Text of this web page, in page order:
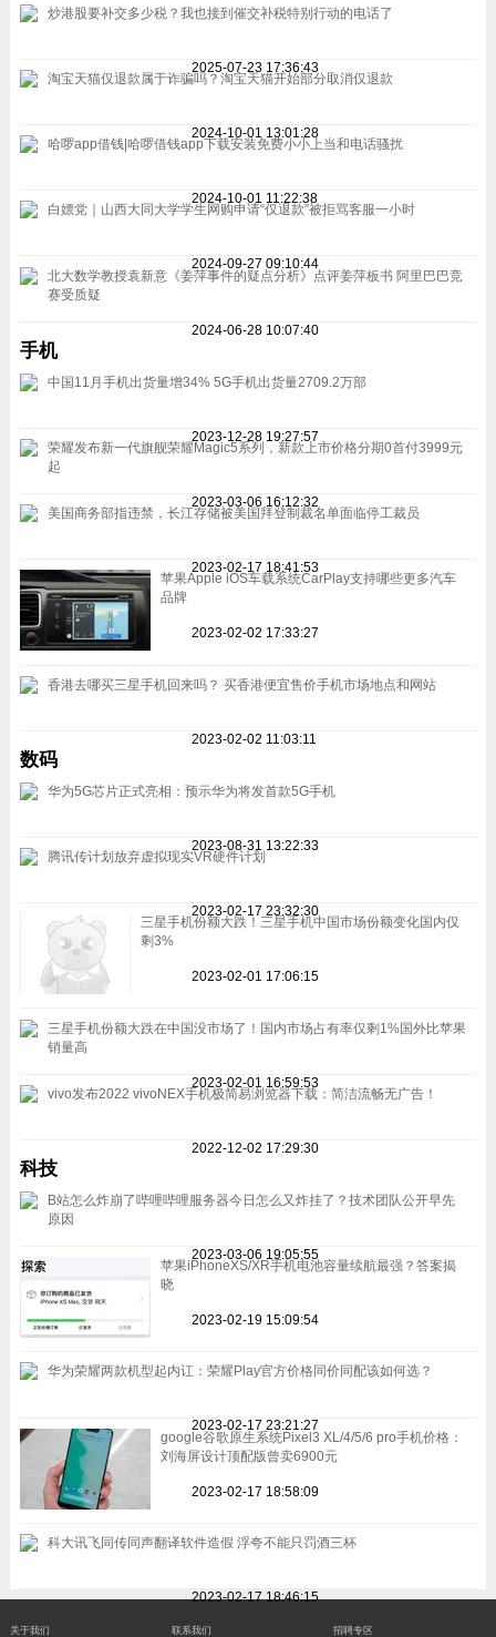
炒港股要补交多少税？我也接到催交补税特别行动的电话了
2025-07-23 17:36:43
淘宝天猫仅退款属于诈骗吗？淘宝天猫开始部分取消仅退款
2024-10-01 13:01:28
哈啰app借钱|哈啰借钱app下载安装免费小小上当和电话骚扰
2024-10-01 11:22:38
白嫖党｜山西大同大学学生网购申请“仅退款”被拒骂客服一小时
2024-09-27 09:10:44
北大数学教授袁新意《姜萍事件的疑点分析》点评姜萍板书 阿里巴巴竞
赛受质疑
2024-06-28 10:07:40
手机
中国11月手机出货量增34% 5G手机出货量2709.2万部
2023-12-28 19:27:57
荣耀发布新一代旗舰荣耀Magic5系列，新款上市价格分期0首付3999元
起
2023-03-06 16:12:32
美国商务部指违禁，长江存储被美国拜登制裁名单面临停工裁员
2023-02-17 18:41:53
苹果Apple iOS车载系统CarPlay支持哪些更多汽车
品牌
2023-02-02 17:33:27
香港去哪买三星手机回来吗？ 买香港便宜售价手机市场地点和网站
2023-02-02 11:03:11
数码
华为5G芯片正式亮相：预示华为将发首款5G手机
2023-08-31 13:22:33
腾讯传计划放弃虚拟现实VR硬件计划
2023-02-17 23:32:30
三星手机份额大跌！三星手机中国市场份额变化国内仅
剩3%
2023-02-01 17:06:15
三星手机份额大跌在中国没市场了！国内市场占有率仅剩1%国外比苹果
销量高
2023-02-01 16:59:53
vivo发布2022 vivoNEX手机极简易浏览器下载：简洁流畅无广告！
2022-12-02 17:29:30
科技
B站怎么炸崩了哔哩哔哩服务器今日怎么又炸挂了？技术团队公开早先
原因
2023-03-06 19:05:55
苹果iPhoneXS/XR手机电池容量续航最强？答案揭
晓
2023-02-19 15:09:54
华为荣耀两款机型起内讧：荣耀Play官方价格同价同配该如何选？
2023-02-17 23:21:27
google谷歌原生系统Pixel3 XL/4/5/6 pro手机价格：
刘海屏设计顶配版曾卖6900元
2023-02-17 18:58:09
科大讯飞同传同声翻译软件造假 浮夸不能只罚酒三杯
2023-02-17 18:46:15
关于我们 联系我们 招聘专区